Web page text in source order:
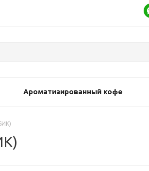
Ароматизированный кофе